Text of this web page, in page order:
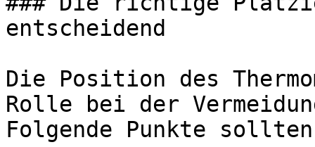
entscheidend
Die Position des
Rolle bei der
Folgende Punkte